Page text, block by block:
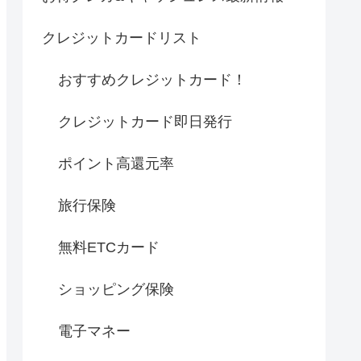
クレジットカードリスト
おすすめクレジットカード！
クレジットカード即日発行
ポイント高還元率
旅行保険
無料ETCカード
ショッピング保険
電子マネー